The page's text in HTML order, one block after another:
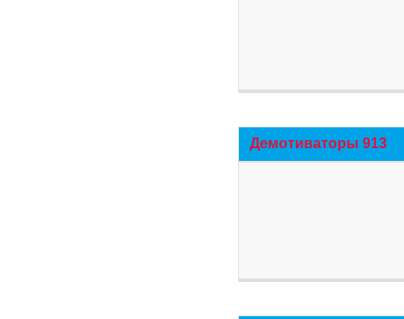
Демотиваторы 913